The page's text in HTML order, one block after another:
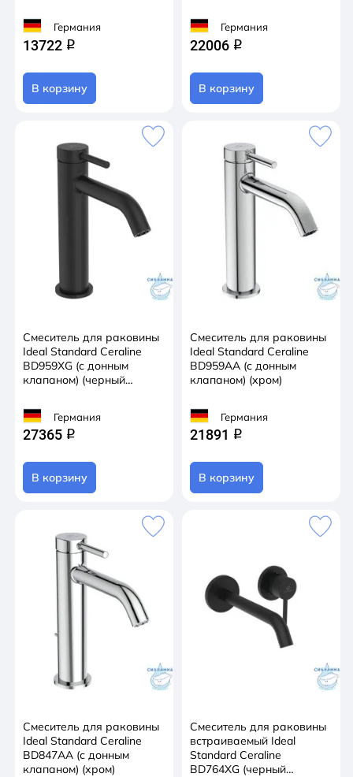
Германия
13722 q
В корзину
Германия
22006 q
В корзину
Смеситель для раковины
Ideal Standard Ceraline
BD959XG (с донным
клапаном) (черный
Германия
27365 q
В корзину
Смеситель для раковины
Ideal Standard Ceraline
BD959AA (с донным
клапаном) (хром)
Германия
21891 q
В корзину
Смеситель для раковины
Ideal Standard Ceraline
BD847AA (с донным
клапаном) (хром)
Смеситель для раковины
встраиваемый Ideal
Standard Ceraline
BD764XG (черный